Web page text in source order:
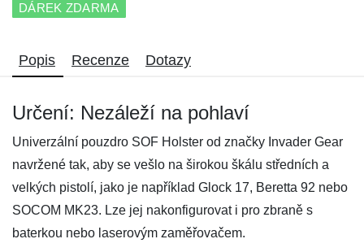
DÁREK ZDARMA
Popis Recenze Dotazy
Určení: Nezáleží na pohlaví
Univerzální pouzdro SOF Holster od značky Invader Gear
navržené tak, aby se vešlo na širokou škálu středních a
velkých pistolí, jako je například Glock 17, Beretta 92 nebo
SOCOM MK23. Lze jej nakonfigurovat i pro zbraně s
baterkou nebo laserovým zaměřovačem.